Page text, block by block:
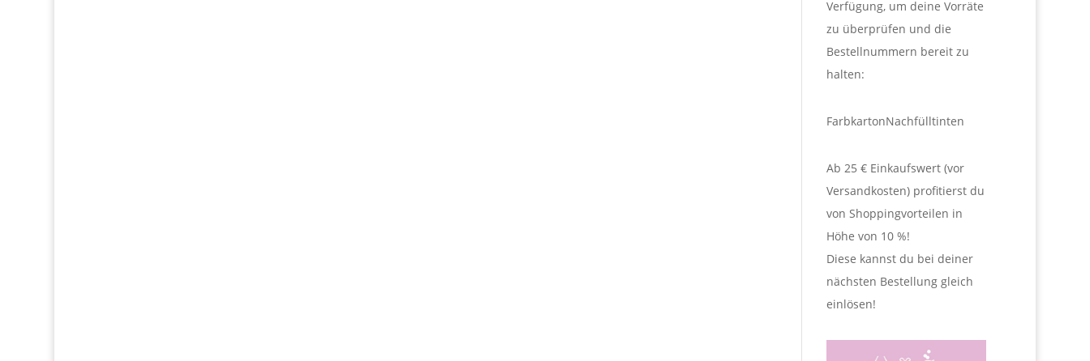
Verfügung, um deine Vorräte
zu überprüfen und die
Bestellnummern bereit zu
halten:
FarbkartonNachfülltinten
Ab 25 € Einkaufswert (vor
Versandkosten) profitierst du
von Shoppingvorteilen in
Höhe von 10 %!
Diese kannst du bei deiner
nächsten Bestellung gleich
einlösen!